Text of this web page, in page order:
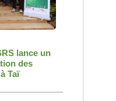
lance un
des
Taï